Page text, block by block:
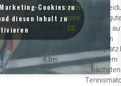
Ann
Shorts
ist für
22.95
€ bei
tennis-
point
DE
für ein
Gefühl
dem
Tennisplatz
deinem
nächsten
Cookies zu
diesen Inhalt zu